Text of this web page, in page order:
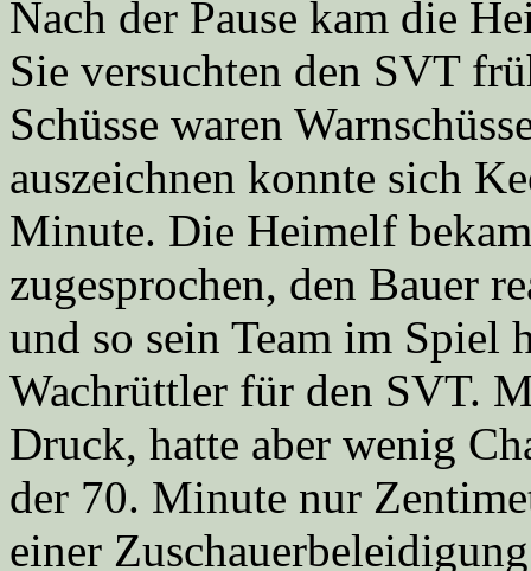
Nach der Pause kam die
Sie versuchten den SVT
Schüsse waren
auszeichnen konnte sich
Minute. Die Heimelf
zugesprochen, den Bauer
und so sein Team im
Wachrüttler für den SVT.
Druck, hatte aber wenig
der 70. Minute nur
einer